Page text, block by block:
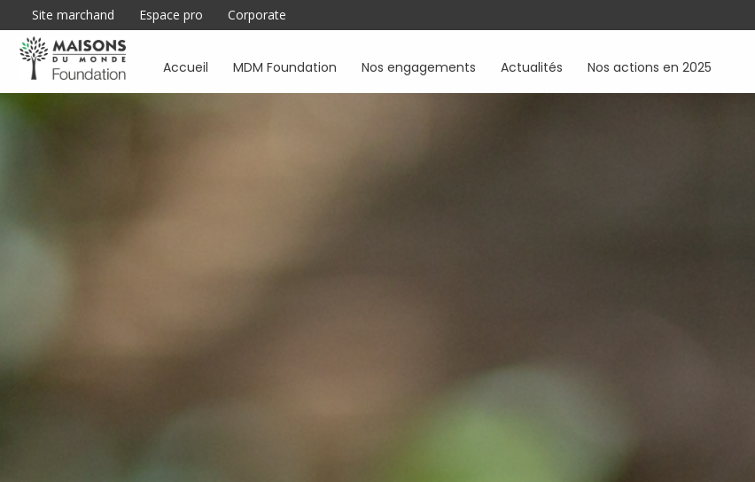
Site marchand Espace pro Corporate
Accueil MDM Foundation Nos engagements Actualités Nos actions en 2025